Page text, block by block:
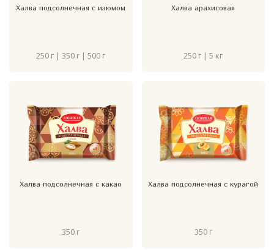
Халва подсолнечная с изюмом
250 г | 350 г | 500 г
Халва арахисовая
250 г | 5 кг
Халва подсолнечная с какао
350 г
Халва подсолнечная с курагой
350 г